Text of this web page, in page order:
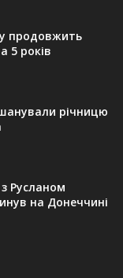
продовжить
5 років
річницю
Русланом
на Донеччині